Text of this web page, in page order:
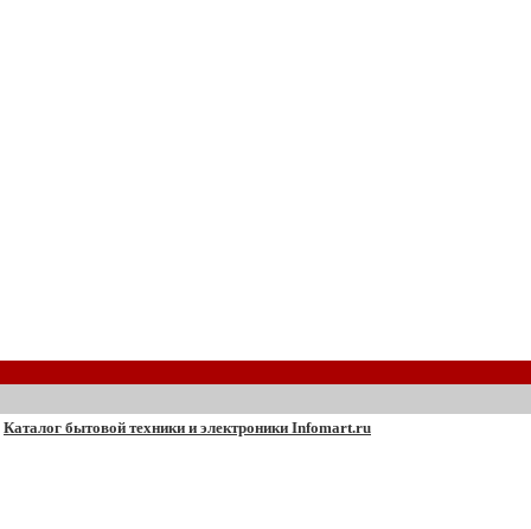
Каталог бытовой техники и электроники Infomart.ru